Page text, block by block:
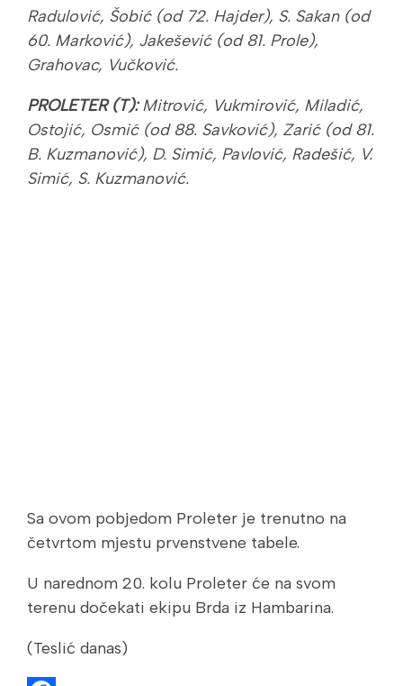
Radulović, Šobić (od 72. Hajder), S. Sakan (od
60. Marković), Jakešević (od 81. Prole),
Grahovac, Vučković.
PROLETER (T):Mitrović, Vukmirović, Miladić,
Ostojić, Osmić (od 88. Savković), Zarić (od 81.
B. Kuzmanović), D. Simić, Pavlović, Radešić, V.
Simić, S. Kuzmanović.
Sa ovom pobjedom Proleter je trenutno na
četvrtom mjestu prvenstvene tabele.
U narednom 20. kolu Proleter će na svom
terenu dočekati ekipu Brda iz Hambarina.
(Teslić danas)